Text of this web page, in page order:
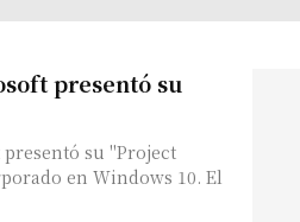
presentó su
en Windows 10. El